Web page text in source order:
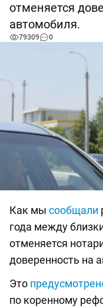
отменяется
автомобиля.
79309 0
Как мы сообщали
года между
отменяется
доверенность на
Это
по коренному